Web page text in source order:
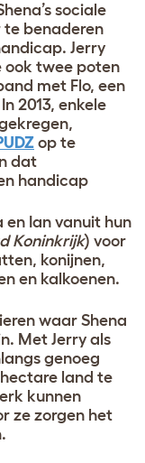
sociale
te benaderen
Jerry
ook twee poten
met Flo, een
2013, enkele
op te
dat
handicap
en Ian vanuit hun
Koninkrijk) voor
konijnen,
en kalkoenen.
waar Shena
Met Jerry als
genoeg
land te
kunnen
ze zorgen het